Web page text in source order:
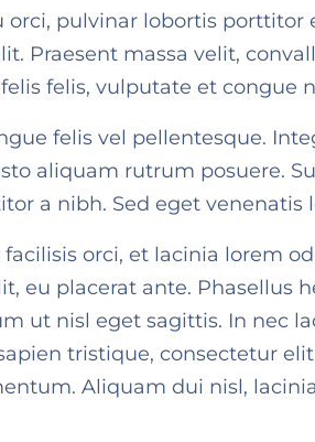
pulvinar lobortis porttitor
Praesent massa velit,
felis, vulputate et congue
felis vel pellentesque.
aliquam rutrum posuere.
a nibh. Sed eget venenatis
orci, et lacinia lorem
eu placerat ante. Phasellus
ut nisl eget sagittis. In nec
tristique, consectetur
Aliquam dui nisl,